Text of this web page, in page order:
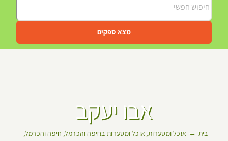
מצא ספקים
אבו יעקב
בית אוכל ומסעדות אוכל ומסעדות בחיפה והכרמל חיפה והכרמל